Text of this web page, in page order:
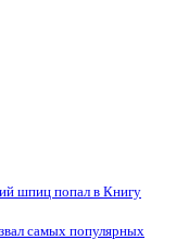
шпиц попал в Книгу
самых популярных